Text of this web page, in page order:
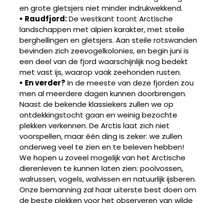
en grote gletsjers niet minder indrukwekkend.
• Raudfjord:De westkant toont Arctische
landschappen met alpien karakter, met steile
berghellingen en gletsjers. Aan steile rotswanden
bevinden zich zeevogelkolonies, en begin juni is
een deel van de fjord waarschijnlijk nog bedekt
met vast ijs, waarop vaak zeehonden rusten.
• En verder? In de meeste van deze fjorden zou
men al meerdere dagen kunnen doorbrengen.
Naast de bekende klassiekers zullen we op
ontdekkingstocht gaan en weinig bezochte
plekken verkennen. De Arctis laat zich niet
voorspellen, maar één ding is zeker: we zullen
onderweg veel te zien en te beleven hebben!
We hopen u zoveel mogelijk van het Arctische
dierenleven te kunnen laten zien: poolvossen,
walrussen, vogels, walvissen en natuurlijk ijsberen.
Onze bemanning zal haar uiterste best doen om
de beste plekken voor het observeren van wilde